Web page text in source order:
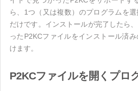
ら、1つ（又は複数）のプログラムを
だけです。インストールが完了したら
ったP2KCファイルをインストール済
けます。
P2KCファイルを開くプロ